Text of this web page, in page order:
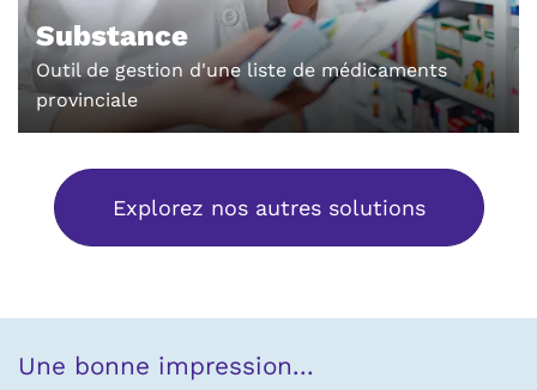
Substance
Outil de gestion d'une liste de médicaments
provinciale
Explorez nos autres solutions
Une bonne impression...